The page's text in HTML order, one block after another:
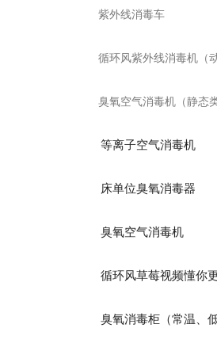
紫外线消毒车
循环风紫外线消毒机（
臭氧空气消毒机（静态类
等离子空气消毒机
床单位臭氧消毒器
臭氧空气消毒机
循环风草莓视频懂你